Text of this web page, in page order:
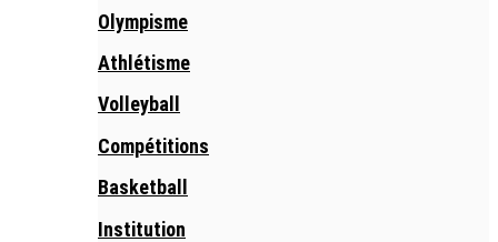
Olympisme
Athlétisme
Volleyball
Compétitions
Basketball
Institution